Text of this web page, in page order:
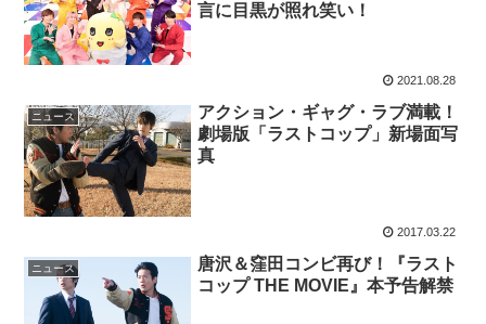
言に目黒が照れ笑い！
2021.08.28
ニュース
アクション・ギャグ・ラブ満載！
劇場版「ラストコップ」新場面写
真
2017.03.22
ニュース
唐沢＆窪田コンビ再び！『ラスト
コップ THE MOVIE』本予告解禁